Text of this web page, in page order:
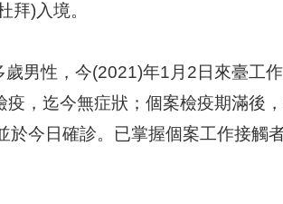
拜)入境。
男性，今(2021)年1月2日來臺工
，迄今無症狀；個案檢疫期滿後
於今日確診。已掌握個案工作接觸